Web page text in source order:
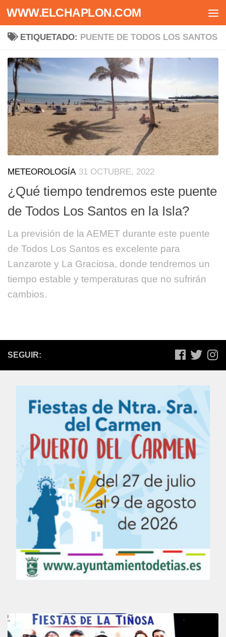
Saltar al contenido
WWW.ELCHAPLON.COM
ETIQUETADO: PUENTE DE TODOS LOS SANTOS
METEOROLOGÍA 31 OCTUBRE, 2022
¿Qué tiempo tendremos este puente
de Todos Los Santos en la Isla?
La previsión de la AEMET durante este puente
de Todos Los Santos es excelente para
Lanzarote y La Graciosa, donde tendremos un
tiempo estable y temperaturas que no sufrirán
cambios.
SEGUIR: